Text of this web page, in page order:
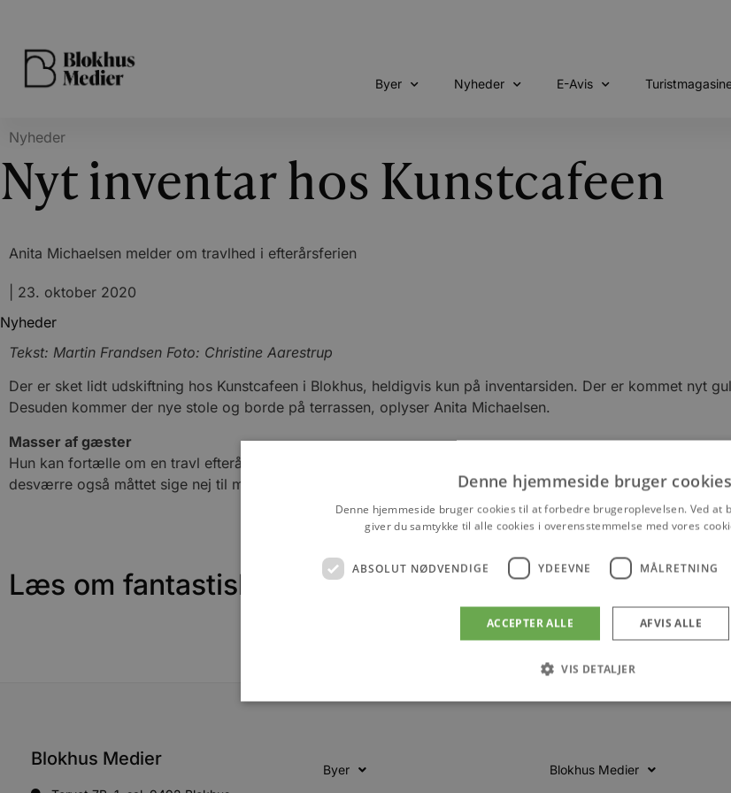
Byer Nyheder E-Avis
Nyheder
Nyt inventar hos Kunstcafeen
Anita Michaelsen melder om travlhed i efterårsferien
23. oktober 2020
Nyheder
Tekst: Martin Frandsen Foto: Christine Aarestrup
Der er sket lidt udskiftning hos Kunstcafeen i Blokhus, heldigvis kun på inventarsiden. Der er kommet nyt
Desuden kommer der nye stole og borde på terrassen, oplyser Anita Michaelsen.
Masser af gæster
Hun kan fortælle om en travl efterårsferie med masser af gæster.- Der plejer altid at være travlt i
desværre også måttet sige nej til mange gæster, fortæller Anita Michaelsen. – Desuden har der været
Læs om fantastiske oplevelser og events
Blokhus Medier
Byer Blokhus Medier
Denne hjemmeside bruger cookies
Denne hjemmeside bruger cookies til at forbedre brugeroplevelsen. Ved at
giver du samtykke til alle cookies i overensstemmelse med vores
ABSOLUT NØDVENDIGE YDEEVNE MÅLRETNING
ACCEPTER ALLE AFVIS ALLE
VIS DETALJER
Absolut nødvendige cookies muliggør hjemmesidens grundlæggende funktionalitet såsom